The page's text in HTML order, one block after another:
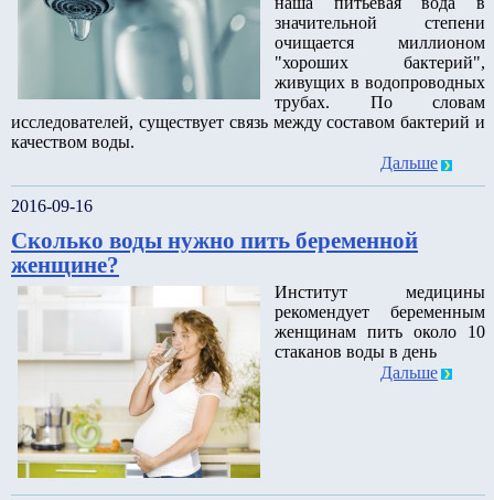
значительной степени
очищается миллионом
"хороших бактерий",
живущих в водопроводных
трубах. По словам
исследователей, существует связь между составом бактерий и
качеством воды.
Дальше
2016-09-16
Сколько воды нужно пить беременной
женщине?
Институт медицины
рекомендует беременным
женщинам пить около 10
стаканов воды в день
Дальше